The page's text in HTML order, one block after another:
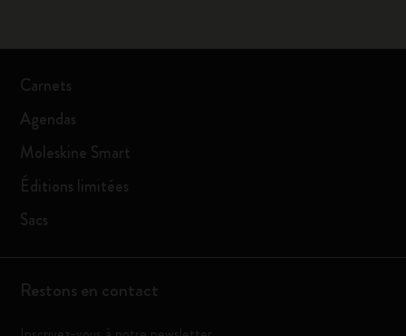
Carnets
Agendas
Moleskine Smart
Éditions limitées
Sacs
Restons en contact